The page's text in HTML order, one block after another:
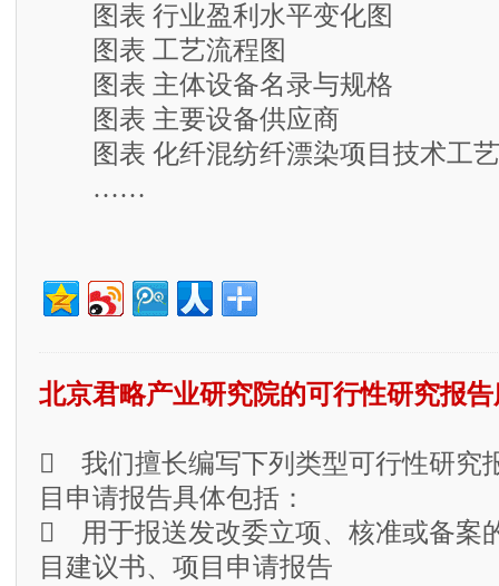
图表 行业盈利水平变化图
图表 工艺流程图
图表 主体设备名录与规格
图表 主要设备供应商
图表 化纤混纺纤漂染项目技术工
……
北京君略产业研究院的可行性研究报
 我们擅长编写下列类型可行性研究
目申请报告具体包括：
 用于报送发改委立项、核准或备案
目建议书、项目申请报告